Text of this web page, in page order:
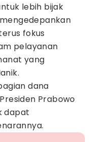
lebih bijak
fokus
pelayanan
yang
dana
Prabowo
dapat